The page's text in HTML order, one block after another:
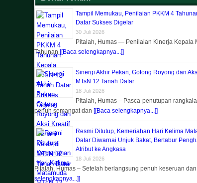
Tampil Memukau, Penilaian PKKM 4
Datar Sukses Digelar
30 Juli 2026
Pitalah, Humas — Penilaian Kinerja Kepala
Tahunan [[Baca selengkapnya...]]
Sinergi Akhir Pekan, Gotong Royong dan
MTsN 12 Tanah Datar
18 Juli 2026
Pitalah, Humas – Pasca-penutupan
penuh semangat dan [[Baca selengkapnya...]]
Resmi Ditutup, Kemeriahan Hari Kelima
Datar Diwarnai Unjuk Bakat, Bertabur
Atribut ke Angkasa
18 Juli 2026
Pitalah, Humas – Setelah berlangsung penuh keseruan
selengkapnya...]]